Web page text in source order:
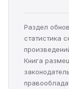
Раздел
статистика
Книга